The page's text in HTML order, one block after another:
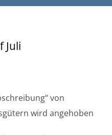
Juli
von
wird angehoben